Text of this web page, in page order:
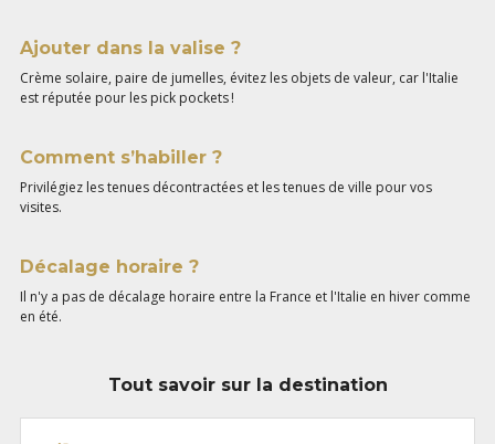
Ajouter dans la valise ?
Crème solaire, paire de jumelles, évitez les objets de valeur, car l'Italie
est réputée pour les pick pockets !
Comment s’habiller ?
Privilégiez les tenues décontractées et les tenues de ville pour vos
visites.
Décalage horaire ?
Il n'y a pas de décalage horaire entre la France et l'Italie en hiver comme
en été.
Tout savoir sur la destination